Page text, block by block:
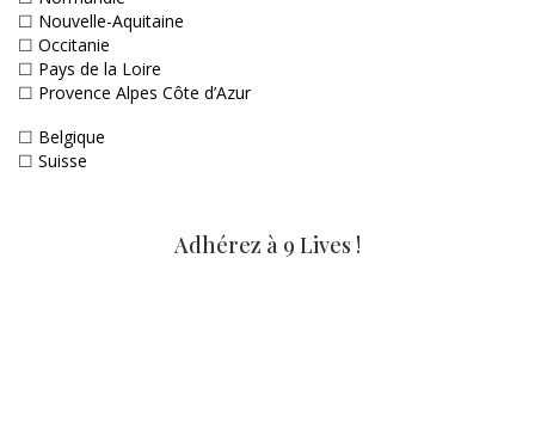
☐ Nouvelle-Aquitaine
☐ Occitanie
☐ Pays de la Loire
☐ Provence Alpes Côte d’Azur
☐ Belgique
☐ Suisse
Adhérez à 9 Lives !